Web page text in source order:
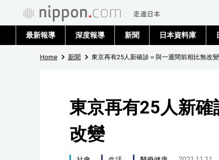
最新報導 深度報導 新聞 日本資料庫
Home 新聞 東京再有25人新確診＝與一週間前相比無改變
東京再有25人新
改變